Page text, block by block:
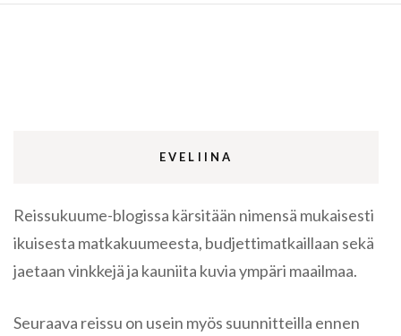
EVELIINA
Reissukuume-blogissa kärsitään nimensä mukaisesti
ikuisesta matkakuumeesta, budjettimatkaillaan sekä
jaetaan vinkkejä ja kauniita kuvia ympäri maailmaa.
Seuraava reissu on usein myös suunnitteilla ennen